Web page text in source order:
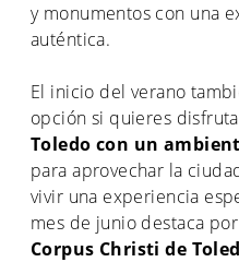
y monumentos con una
auténtica.
El inicio del verano
opción si quieres
Toledo con un
para aprovechar la
vivir una experiencia
mes de junio destaca
Corpus Christi de